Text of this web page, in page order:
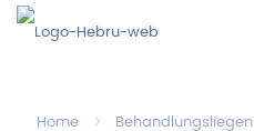
Home Behandlungsliegen